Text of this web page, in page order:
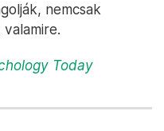
nemcsak
Today